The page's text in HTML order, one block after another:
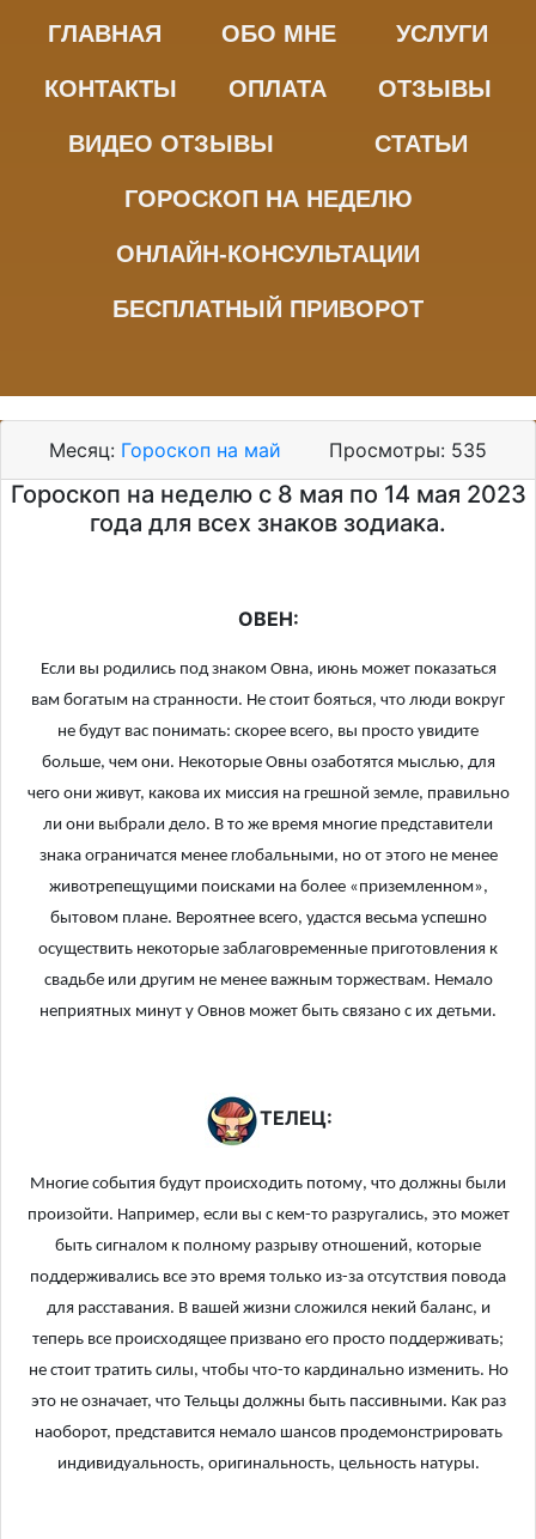
ГЛАВНАЯ ОБО МНЕ УСЛУГИ
КОНТАКТЫ ОПЛАТА ОТЗЫВЫ
ВИДЕО ОТЗЫВЫ СТАТЬИ
ГОРОСКОП НА НЕДЕЛЮ
ОНЛАЙН-КОНСУЛЬТАЦИИ
БЕСПЛАТНЫЙ ПРИВОРОТ
Месяц: Гороскоп на май Просмотры: 535
Гороскоп на неделю с 8 мая по 14 мая 2023
года для всех знаков зодиака.
ОВЕН:
Если вы родились под знаком Овна, июнь может показаться
вам богатым на странности. Не стоит бояться, что люди вокруг
не будут вас понимать: скорее всего, вы просто увидите
больше, чем они. Некоторые Овны озаботятся мыслью, для
чего они живут, какова их миссия на грешной земле, правильно
ли они выбрали дело. В то же время многие представители
знака ограничатся менее глобальными, но от этого не менее
животрепещущими поисками на более «приземленном»,
бытовом плане. Вероятнее всего, удастся весьма успешно
осуществить некоторые заблаговременные приготовления к
свадьбе или другим не менее важным торжествам. Немало
неприятных минут у Овнов может быть связано с их детьми.
ТЕЛЕЦ:
Многие события будут происходить потому, что должны были
произойти. Например, если вы с кем-то разругались, это может
быть сигналом к полному разрыву отношений, которые
поддерживались все это время только из-за отсутствия повода
для расставания. В вашей жизни сложился некий баланс, и
теперь все происходящее призвано его просто поддерживать;
не стоит тратить силы, чтобы что-то кардинально изменить. Но
это не означает, что Тельцы должны быть пассивными. Как раз
наоборот, представится немало шансов продемонстрировать
индивидуальность, оригинальность, цельность натуры.